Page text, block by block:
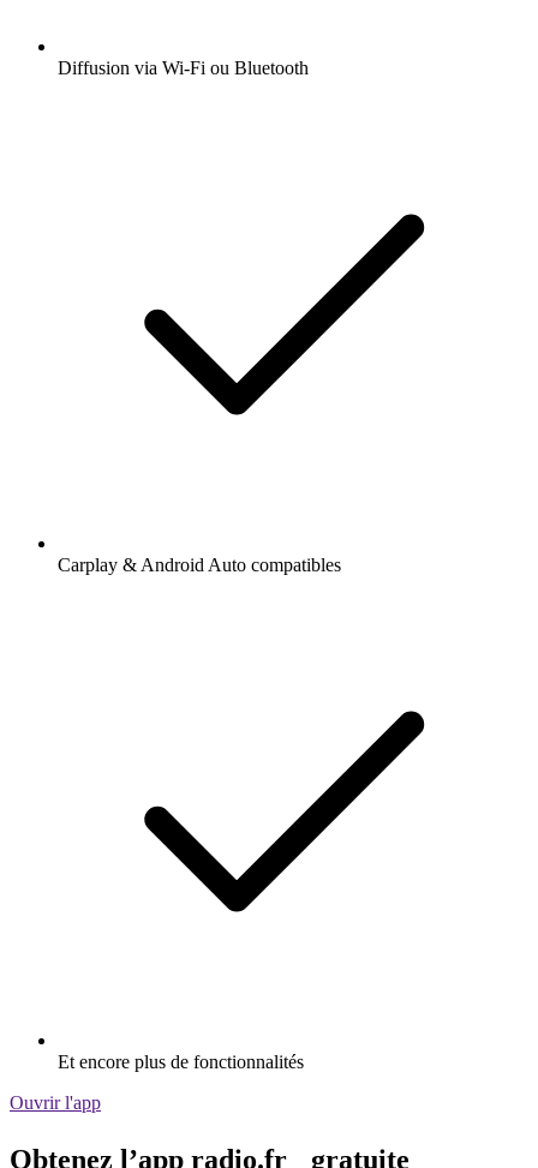
Diffusion via Wi-Fi ou Bluetooth
Carplay & Android Auto compatibles
Et encore plus de fonctionnalités
Ouvrir l'app
Obtenez l’app radio.fr gratuite